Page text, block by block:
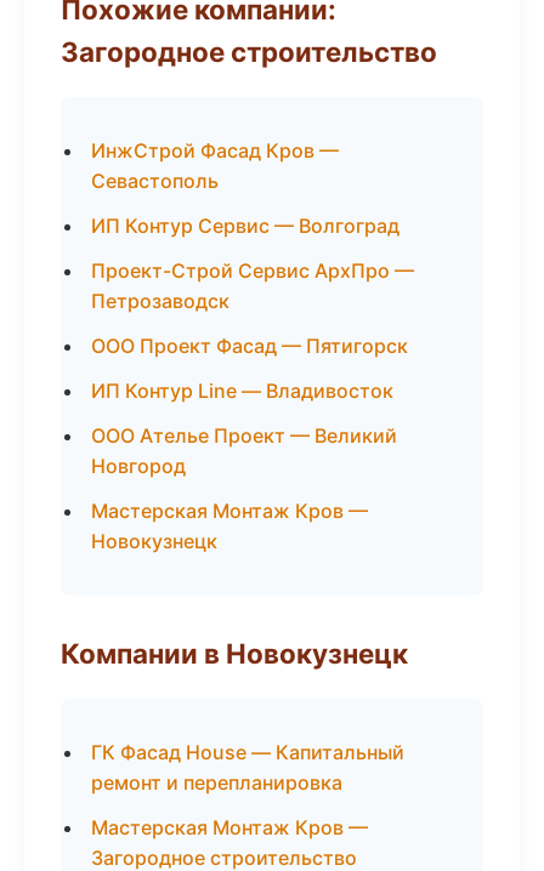
Похожие компании:
Загородное строительство
ИнжСтрой Фасад Кров —
Севастополь
ИП Контур Сервис — Волгоград
Проект-Строй Сервис АрхПро —
Петрозаводск
ООО Проект Фасад — Пятигорск
ИП Контур Line — Владивосток
ООО Ателье Проект — Великий
Новгород
Мастерская Монтаж Кров —
Новокузнецк
Компании в Новокузнецк
ГК Фасад House — Капитальный
ремонт и перепланировка
Мастерская Монтаж Кров —
Загородное строительство